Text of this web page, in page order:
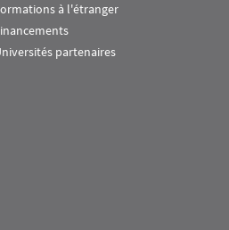
à l'étranger
partenaires